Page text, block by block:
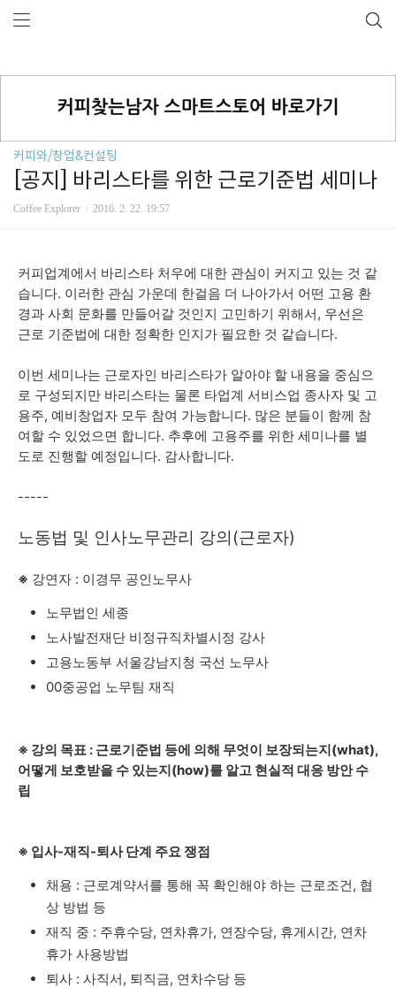
커피와/창업&컨설팅
[공지] 바리스타를 위한 근로기준법 세미나
Coffee Explorer 2016. 2. 22. 19:57
커피업계에서 바리스타 처우에 대한 관심이 커지고 있는 것 같
습니다. 이러한 관심 가운데 한걸음 더 나아가서 어떤 고용 환
경과 사회 문화를 만들어갈 것인지 고민하기 위해서, 우선은
근로 기준법에 대한 정확한 인지가 필요한 것 같습니다.
이번 세미나는 근로자인 바리스타가 알아야 할 내용을 중심으
로 구성되지만 바리스타는 물론 타업계 서비스업 종사자 및 고
용주, 예비창업자 모두 참여 가능합니다. 많은 분들이 함께 참
여할 수 있었으면 합니다. 추후에 고용주를 위한 세미나를 별
도로 진행할 예정입니다. 감사합니다.
-----
노동법 및 인사노무관리 강의(근로자)
※ 강연자 : 이경무 공인노무사
노무법인 세종
노사발전재단 비정규직차별시정 강사
고용노동부 서울강남지청 국선 노무사
00중공업 노무팀 재직
※ 강의 목표 : 근로기준법 등에 의해 무엇이 보장되는지(what),
어떻게 보호받을 수 있는지(how)를 알고 현실적 대응 방안 수
립
※ 입사-재직-퇴사 단계 주요 쟁점
채용 : 근로계약서를 통해 꼭 확인해야 하는 근로조건, 협
상 방법 등
재직 중 : 주휴수당, 연차휴가, 연장수당, 휴게시간, 연차
휴가 사용방법
퇴사 : 사직서, 퇴직금, 연차수당 등